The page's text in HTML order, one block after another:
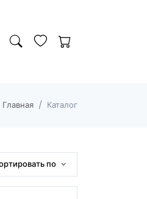
Главная Каталог
по